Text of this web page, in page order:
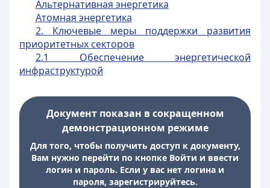
Альтернативная энергетика
Атомная энергетика
2. Ключевые меры поддержки развития
приоритетных секторов
2.1 Обеспечение энергетической
инфраструктурой
Документ показан в сокращенном
демонстрационном режиме
Для того, чтобы получить доступ к документу,
Вам нужно перейти по кнопке Войти и ввести
логин и пароль. Если у вас нет логина и
пароля, зарегистрируйтесь.